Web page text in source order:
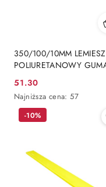
350/100/10MM LEMIESZ
POLIURETANOWY
PŁUGA ŚNIEŻNEGO
Cena
promocyjna:
51.30
Najniższa
cena
przed
obniżką
Najniższa cena: 57
-10%